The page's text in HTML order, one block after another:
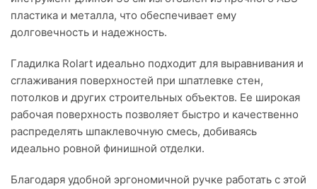
пластика и металла, что обеспечивает ему
долговечность и надежность.
Гладилка Rolart идеально подходит для выравнивания и
сглаживания поверхностей при шпатлевке стен,
потолков и других строительных объектов. Ее широкая
рабочая поверхность позволяет быстро и качественно
распределять шпаклевочную смесь, добиваясь
идеально ровной финишной отделки.
Благодаря удобной эргономичной ручке работать с этой